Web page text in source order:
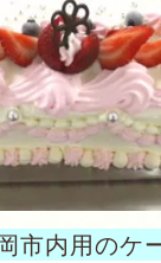
市内用のケ